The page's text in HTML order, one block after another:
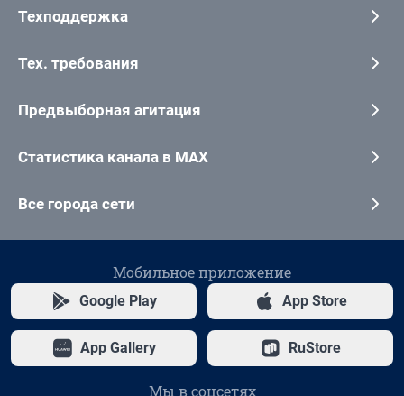
Техподдержка
Тех. требования
Предвыборная агитация
Статистика канала в MAX
Все города сети
Мобильное приложение
Google Play App Store
App Gallery RuStore
Мы в соцсетях